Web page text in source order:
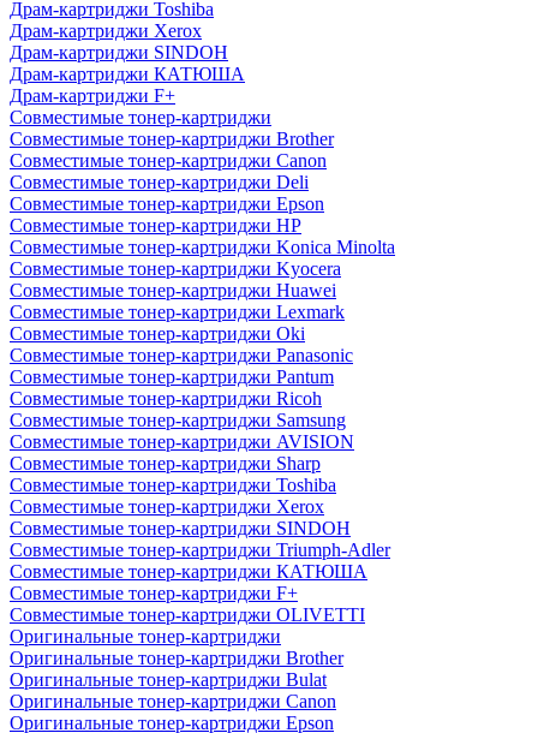
Драм-картриджи Toshiba
Драм-картриджи Xerox
Драм-картриджи SINDOH
Драм-картриджи КАТЮША
Драм-картриджи F+
Совместимые тонер-картриджи
Совместимые тонер-картриджи Brother
Совместимые тонер-картриджи Canon
Совместимые тонер-картриджи Deli
Совместимые тонер-картриджи Epson
Совместимые тонер-картриджи HP
Совместимые тонер-картриджи Konica Minolta
Совместимые тонер-картриджи Kyocera
Совместимые тонер-картриджи Huawei
Совместимые тонер-картриджи Lexmark
Совместимые тонер-картриджи Oki
Совместимые тонер-картриджи Panasonic
Совместимые тонер-картриджи Pantum
Совместимые тонер-картриджи Ricoh
Совместимые тонер-картриджи Samsung
Совместимые тонер-картриджи AVISION
Совместимые тонер-картриджи Sharp
Совместимые тонер-картриджи Toshiba
Совместимые тонер-картриджи Xerox
Совместимые тонер-картриджи SINDOH
Совместимые тонер-картриджи Triumph-Adler
Совместимые тонер-картриджи КАТЮША
Совместимые тонер-картриджи F+
Совместимые тонер-картриджи OLIVETTI
Оригинальные тонер-картриджи
Оригинальные тонер-картриджи Brother
Оригинальные тонер-картриджи Bulat
Оригинальные тонер-картриджи Canon
Оригинальные тонер-картриджи Epson